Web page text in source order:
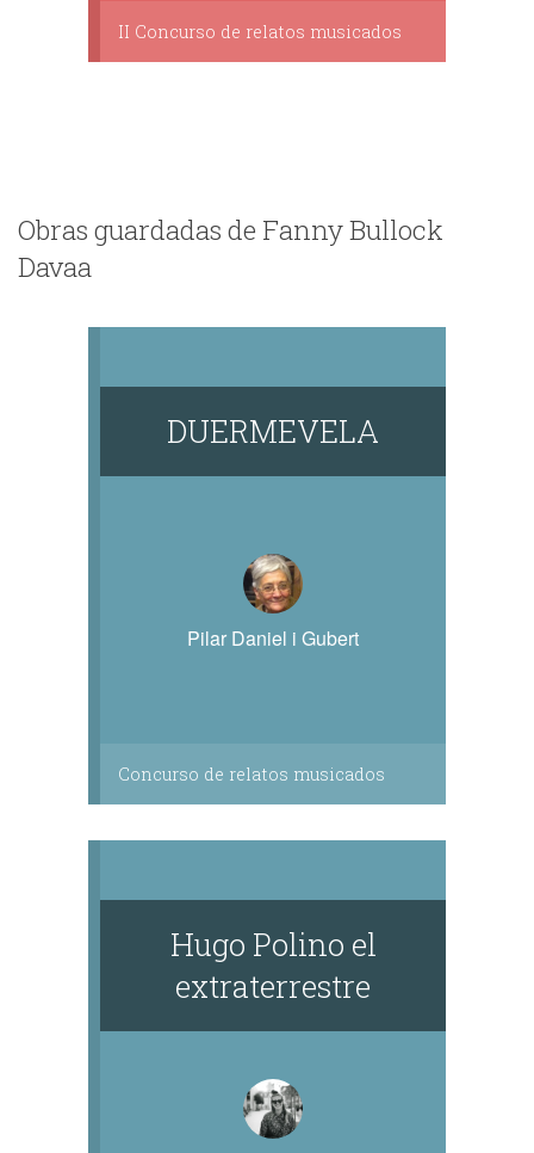
II Concurso de relatos musicados
Obras guardadas de Fanny Bullock
Davaa
DUERMEVELA
Pilar Daniel i Gubert
Concurso de relatos musicados
Hugo Polino el
extraterrestre